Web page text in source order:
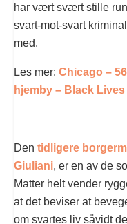
har vært svært stille
svart-mot-svart
med.
Les mer: Chicago –
hjemby – Black
Den tidligere
Giuliani, er en av de
Matter helt vender
at det beviser at
om svartes liv såvidt